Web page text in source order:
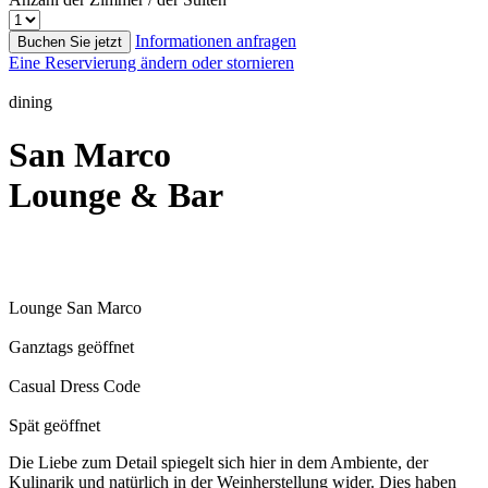
Buchen Sie jetzt
Informationen anfragen
Eine Reservierung ändern oder stornieren
dining
San Marco
Lounge & Bar
Lounge San Marco
Ganztags geöffnet
Casual Dress Code
Spät geöffnet
Die Liebe zum Detail spiegelt sich hier in dem Ambiente, der
Kulinarik und natürlich in der Weinherstellung wider. Dies haben